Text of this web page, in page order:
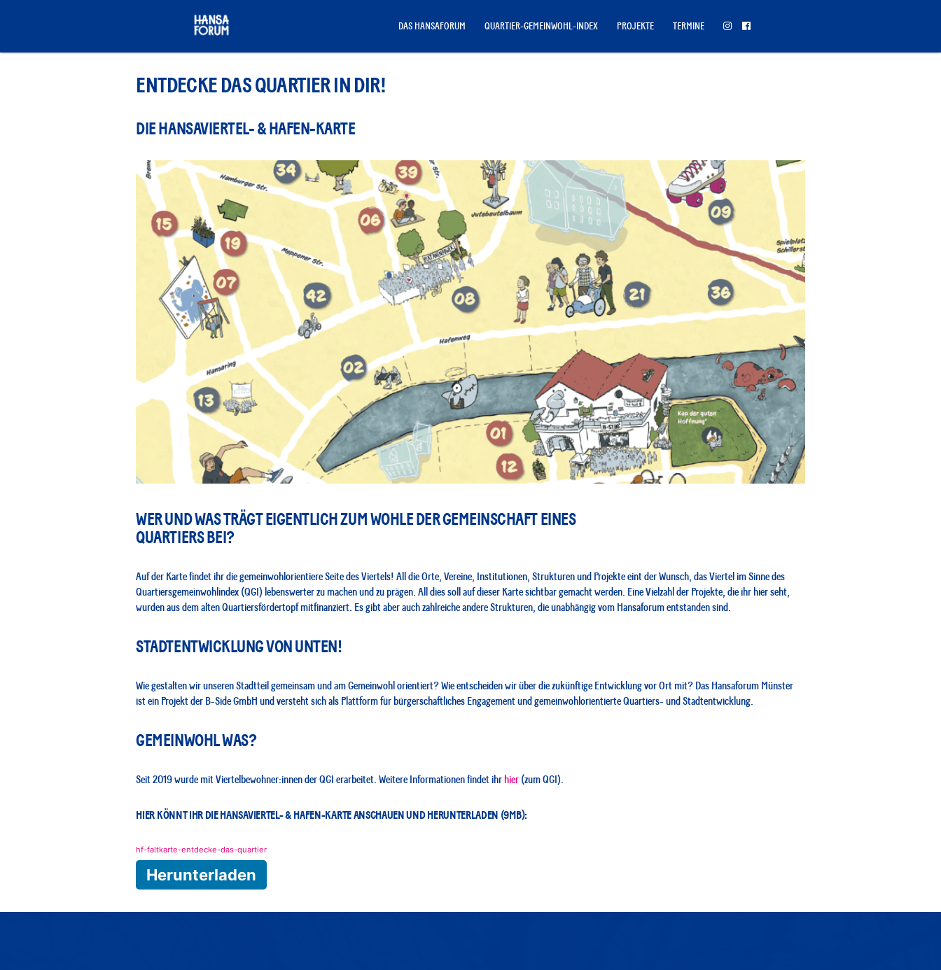
DAS HANSAFORUM QUARTIER-GEMEINWOHL-INDEX PROJEKTE TERMINE
ENTDECKE DAS QUARTIER IN DIR!
DIE HANSAVIERTEL- & HAFEN-KARTE
WER UND WAS TRÄGT EIGENTLICH ZUM WOHLE DER GEMEINSCHAFT EINES
QUARTIERS BEI?
Auf der Karte findet ihr die gemeinwohlorientiere Seite des Viertels! All die Orte, Vereine, Institutionen, Strukturen und Projekte eint der Wunsch, das Viertel im Sinne des
Quartiersgemeinwohlindex (QGI) lebenswerter zu machen und zu prägen. All dies soll auf dieser Karte sichtbar gemacht werden. Eine Vielzahl der Projekte, die ihr hier seht,
wurden aus dem alten Quartiersfördertopf mitfinanziert. Es gibt aber auch zahlreiche andere Strukturen, die unabhängig vom Hansaforum entstanden sind.
STADTENTWICKLUNG VON UNTEN!
Wie gestalten wir unseren Stadtteil gemeinsam und am Gemeinwohl orientiert? Wie entscheiden wir über die zukünftige Entwicklung vor Ort mit? Das Hansaforum Münster
ist ein Projekt der B-Side GmbH und versteht sich als Plattform für bürgerschaftliches Engagement und gemeinwohlorientierte Quartiers- und Stadtentwicklung.
GEMEINWOHL WAS?
Seit 2019 wurde mit Viertelbewohner:innen der QGI erarbeitet. Weitere Informationen findet ihr hier (zum QGI).
HIER KÖNNT IHR DIE HANSAVIERTEL- & HAFEN-KARTE ANSCHAUEN UND HERUNTERLADEN (9MB):
hf-faltkarte-entdecke-das-quartier
Herunterladen